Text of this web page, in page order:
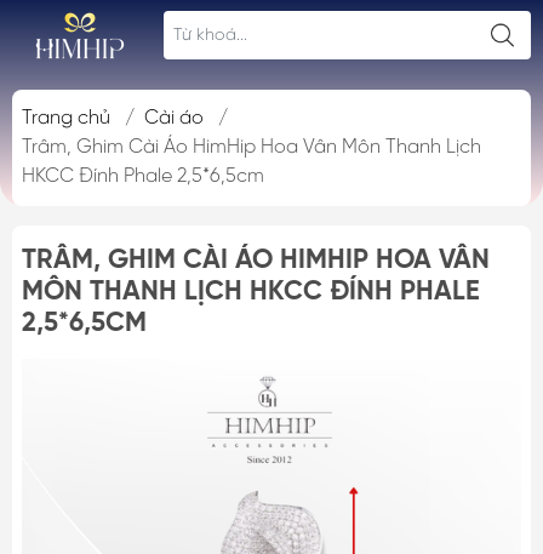
Trang chủ / Cài áo
/
Trâm, Ghim Cài Áo HimHip Hoa Vân Môn Thanh Lịch
HKCC Đính Phale 2,5*6,5cm
TRÂM, GHIM CÀI ÁO HIMHIP HOA VÂN
MÔN THANH LỊCH HKCC ĐÍNH PHALE
2,5*6,5CM